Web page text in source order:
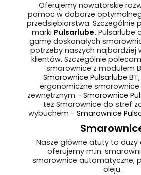
Oferujemy nowatorskie
pomoc w doborze
przedsiębiorstwa. Szczególnie
marki Pulsarlube. Pulsarlube
gamę doskonałych
potrzeby naszych najbardziej
klientów. Szczególnie
smarownice z modułem
Smarownice Pulsarlube BT
ergonomiczne smarownice
zewnętrznym - Smarownice
też Smarownice do stref
wybuchem - Smarownice
Nasze główne atuty to
oferujemy m.in.
smarownice automatyczne,
oleju.